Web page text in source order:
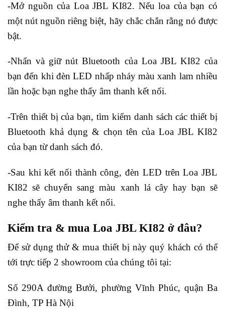
-Mở nguồn của Loa JBL KI82. Nếu loa của bạn có
một nút nguồn riêng biệt, hãy chắc chắn rằng nó được
bật.
-Nhấn và giữ nút Bluetooth của Loa JBL KI82 của
bạn đến khi đèn LED nhấp nháy màu xanh lam nhiều
lần hoặc bạn nghe thấy âm thanh kết nối.
-Trên thiết bị của bạn, tìm kiếm danh sách các thiết bị
Bluetooth khả dụng & chọn tên của Loa JBL KI82
của bạn từ danh sách đó.
-Sau khi kết nối thành công, đèn LED trên Loa JBL
KI82 sẽ chuyển sang màu xanh lá cây hay bạn sẽ
nghe thấy âm thanh kết nối.
Kiểm tra & mua Loa JBL KI82 ở đâu?
Để sử dụng thử & mua thiết bị này quý khách có thể
tới trực tiếp 2 showroom của chúng tôi tại:
Số 290A đường Bưởi, phường Vĩnh Phúc, quận Ba
Đình, TP Hà Nội